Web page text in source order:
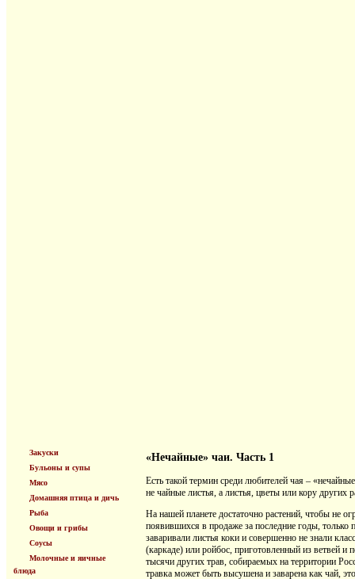
Закуски
Бульоны и супы
Мясо
Домашняя птица и дичь
Рыба
Овощи и грибы
Соусы
Молочные и яичные
блюда
«Нечайные» чаи. Часть 1
Есть такой термин среди любителей чая –
не чайные листья, а листья, цветы или кору других
На нашей планете достаточно растений, чтобы не
появившихся в продаже за последние годы,
заваривали листья коки и совершенно не знали
(каркаде) или ройбос, приготовленный из ветвей и
тысячи других трав, собираемых на территории
травка может быть высушена и заварена как чай,